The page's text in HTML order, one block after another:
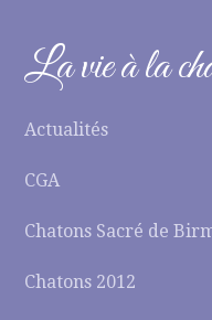
La vie à la
Actualités
CGA
Chatons Sacré de
Chatons 2012